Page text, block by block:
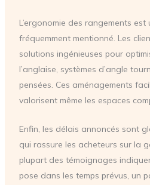
L’ergonomie des rangements
fréquemment mentionné. Les
solutions ingénieuses pour
l’anglaise, systèmes d’angle
pensées. Ces aménagements
valorisent même les espaces
Enfin, les délais annoncés sont
qui rassure les acheteurs sur la
plupart des témoignages
pose dans les temps prévus, un